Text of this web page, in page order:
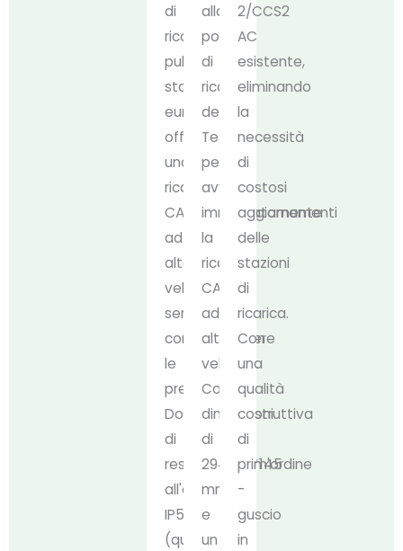
di
ricarica
pubbliche
standard
europee,
offrendo
una
ricarica
CA
ad
alta
velocità
senza
compromettere
le
prestazioni.
Dotato
di
resistenza
all'acqua
IP54
(quando
alla
porta
di
ricarica
della
Tesla
per
avviare
immediatamente
la
ricarica
CA
ad
alta
velocità.
Con
dimensioni
di
294*95*145
mm
e
un
2/CCS2
AC
esistente,
eliminando
la
necessità
di
costosi
aggiornamenti
delle
stazioni
di
ricarica.
Con
una
qualità
costruttiva
di
prim'ordine
-
guscio
in